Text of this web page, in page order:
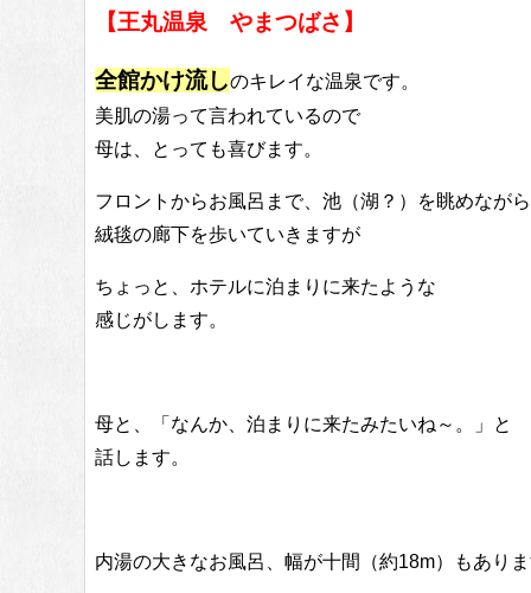
【王丸温泉 やまつばさ】
全館かけ流しのキレイな温泉です。
美肌の湯って言われているので
母は、とっても喜びます。
フロントからお風呂まで、池（湖？）を眺めながら
絨毯の廊下を歩いていきますが
ちょっと、ホテルに泊まりに来たような
感じがします。
母と、「なんか、泊まりに来たみたいね～。」と
話します。
内湯の大きなお風呂、幅が十間（約18m）もあり